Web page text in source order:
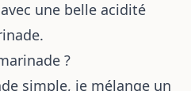
une belle acidité
?
simple, je mélange un